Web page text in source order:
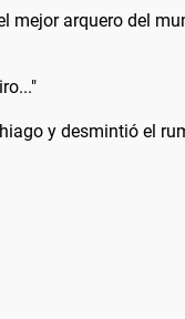
mejor arquero del
y desmintió el